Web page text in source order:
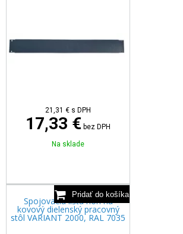
21,31 € s DPH
17,33 € bez DPH
Na sklade
Spojovacia lišta nôh na
kovový dielenský pracovný
stôl VARIANT 2000, RAL 7035